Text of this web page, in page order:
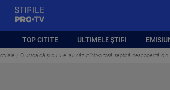
TOP CITITE ULTIMELE ȘTIRI
O ursoaică și puiul ei au căzut într-o fosă septică neacoperită din